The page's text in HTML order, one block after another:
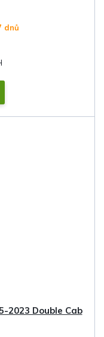
dnů
2023 Double Cab